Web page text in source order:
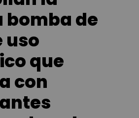
bomba de
uso
que
con